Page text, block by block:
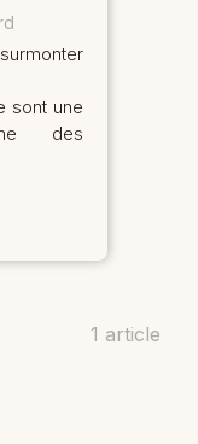
sont une
des
1 article